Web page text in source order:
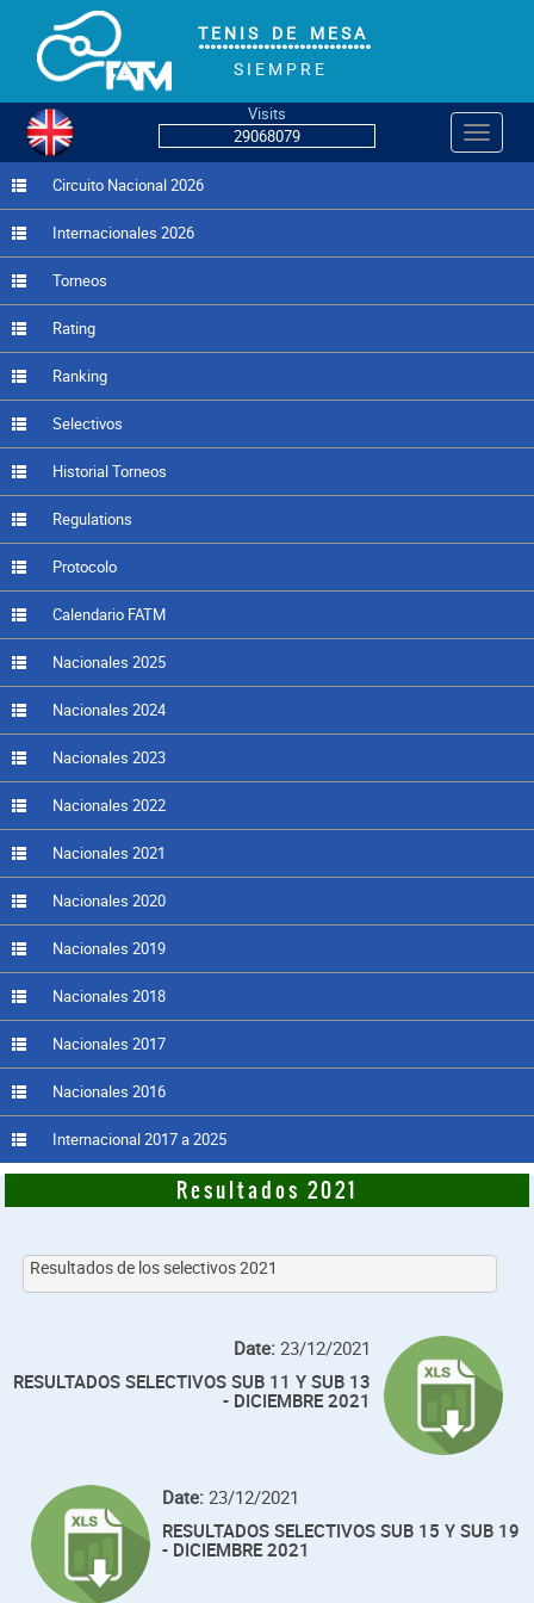
T E N I S D E M E S A
°°°°°°°°°°°°°°°°°°°°°°°°°°°°°
S I E M P R E
Visits
29068079
Circuito Nacional 2026
Internacionales 2026
Torneos
Rating
Ranking
Selectivos
Historial Torneos
Regulations
Protocolo
Calendario FATM
Nacionales 2025
Nacionales 2024
Nacionales 2023
Nacionales 2022
Nacionales 2021
Nacionales 2020
Nacionales 2019
Nacionales 2018
Nacionales 2017
Nacionales 2016
Internacional 2017 a 2025
Resultados 2021
Resultados de los selectivos 2021
Date:23/12/2021
RESULTADOS SELECTIVOS SUB 11 Y SUB 13
- DICIEMBRE 2021
Date:23/12/2021
RESULTADOS SELECTIVOS SUB 15 Y SUB 19
- DICIEMBRE 2021